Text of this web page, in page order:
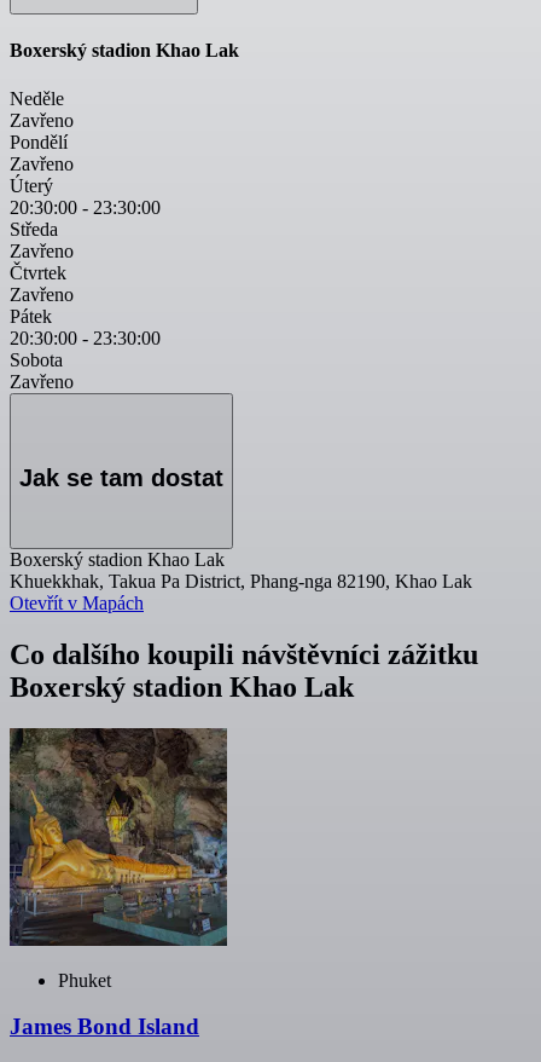
Boxerský stadion Khao Lak
Neděle
Zavřeno
Pondělí
Zavřeno
Úterý
20:30:00 - 23:30:00
Středa
Zavřeno
Čtvrtek
Zavřeno
Pátek
20:30:00 - 23:30:00
Sobota
Zavřeno
Jak se tam dostat
Boxerský stadion Khao Lak
Khuekkhak, Takua Pa District, Phang-nga 82190, Khao Lak
Otevřít v Mapách
Co dalšího koupili návštěvníci zážitku
Boxerský stadion Khao Lak
Phuket
James Bond Island